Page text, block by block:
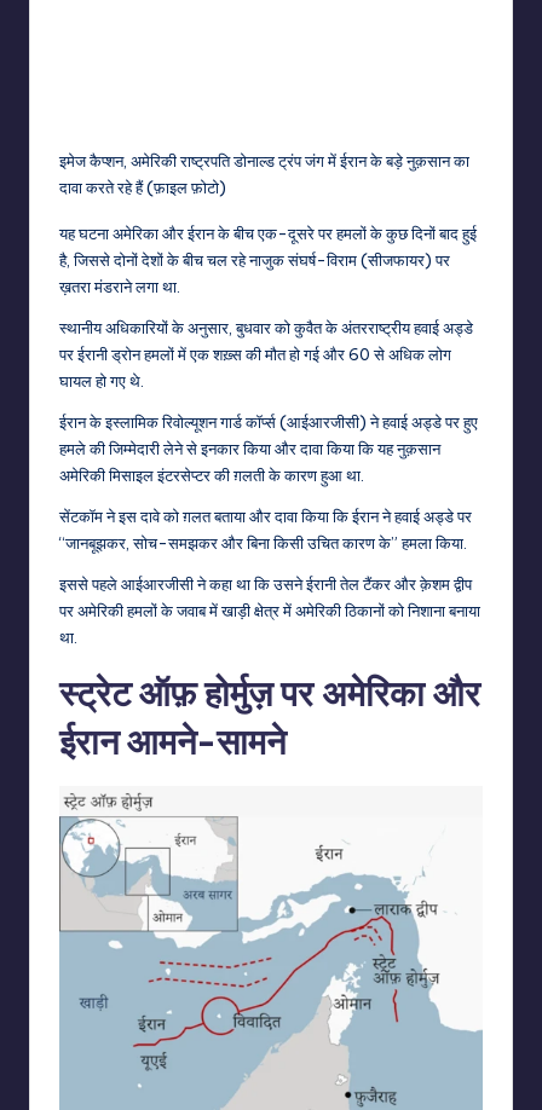
इमेज कैप्शन, अमेरिकी राष्ट्रपति डोनाल्ड ट्रंप जंग में ईरान के बड़े नुक़सान का
दावा करते रहे हैं (फ़ाइल फ़ोटो)
यह घटना अमेरिका और ईरान के बीच एक-दूसरे पर हमलों के कुछ दिनों बाद हुई
है, जिससे दोनों देशों के बीच चल रहे नाजुक संघर्ष-विराम (सीजफायर) पर
ख़तरा मंडराने लगा था.
स्थानीय अधिकारियों के अनुसार, बुधवार को कुवैत के अंतरराष्ट्रीय हवाई अड्डे
पर ईरानी ड्रोन हमलों में एक शख़्स की मौत हो गई और 60 से अधिक लोग
घायल हो गए थे.
ईरान के इस्लामिक रिवोल्यूशन गार्ड कॉर्प्स (आईआरजीसी) ने हवाई अड्डे पर हुए
हमले की जिम्मेदारी लेने से इनकार किया और दावा किया कि यह नुक़सान
अमेरिकी मिसाइल इंटरसेप्टर की ग़लती के कारण हुआ था.
सेंटकॉम ने इस दावे को ग़लत बताया और दावा किया कि ईरान ने हवाई अड्डे पर
“जानबूझकर, सोच-समझकर और बिना किसी उचित कारण के” हमला किया.
इससे पहले आईआरजीसी ने कहा था कि उसने ईरानी तेल टैंकर और क़ेशम द्वीप
पर अमेरिकी हमलों के जवाब में खाड़ी क्षेत्र में अमेरिकी ठिकानों को निशाना बनाया
था.
स्ट्रेट ऑफ़ होर्मुज़ पर अमेरिका और
ईरान आमने-सामने